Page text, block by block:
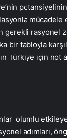
gerekli rasyonel
bir tabloyla
Türkiye için not
olumlu
adımları,